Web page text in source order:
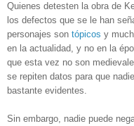
Quienes detesten la obra de
los defectos que se le han
personajes son tópicos y
en la actualidad, y no en la
que esta vez no son
se repiten datos para que
bastante evidentes.
Sin embargo, nadie puede